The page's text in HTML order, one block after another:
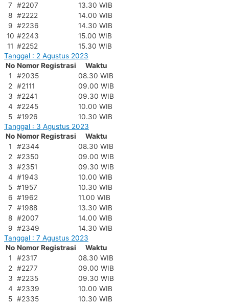
7
#2207
13.30 WIB
8 #2222
14.00 WIB
9 #2236
14.30 WIB
10 #2243
15.00 WIB
11 #2252
15.30 WIB
Tanggal : 2 Agustus 2023
No Nomor Registrasi
Waktu
1
#2035
08.30 WIB
2
#2111
09.00 WIB
3 #2241
09.30 WIB
4 #2245
10.00 WIB
5 #1926
10.30 WIB
Tanggal : 3 Agustus 2023
No Nomor Registrasi
Waktu
1
#2344
08.30 WIB
2
#2350
09.00 WIB
3 #2351
09.30 WIB
4 #1943
10.00 WIB
5 #1957
10.30 WIB
6 #1962
11.00 WIB
7
#1988
13.30 WIB
8 #2007
14.00 WIB
9 #2349
14.30 WIB
Tanggal : 7 Agustus 2023
No Nomor Registrasi
Waktu
1
#2317
08.30 WIB
2
#2277
09.00 WIB
3 #2235
09.30 WIB
4 #2339
10.00 WIB
5 #2335
10.30 WIB